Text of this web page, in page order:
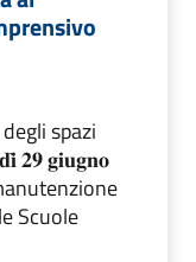
spazi
𝟐𝟗 𝐠𝐢𝐮𝐠𝐧𝐨
Scuole